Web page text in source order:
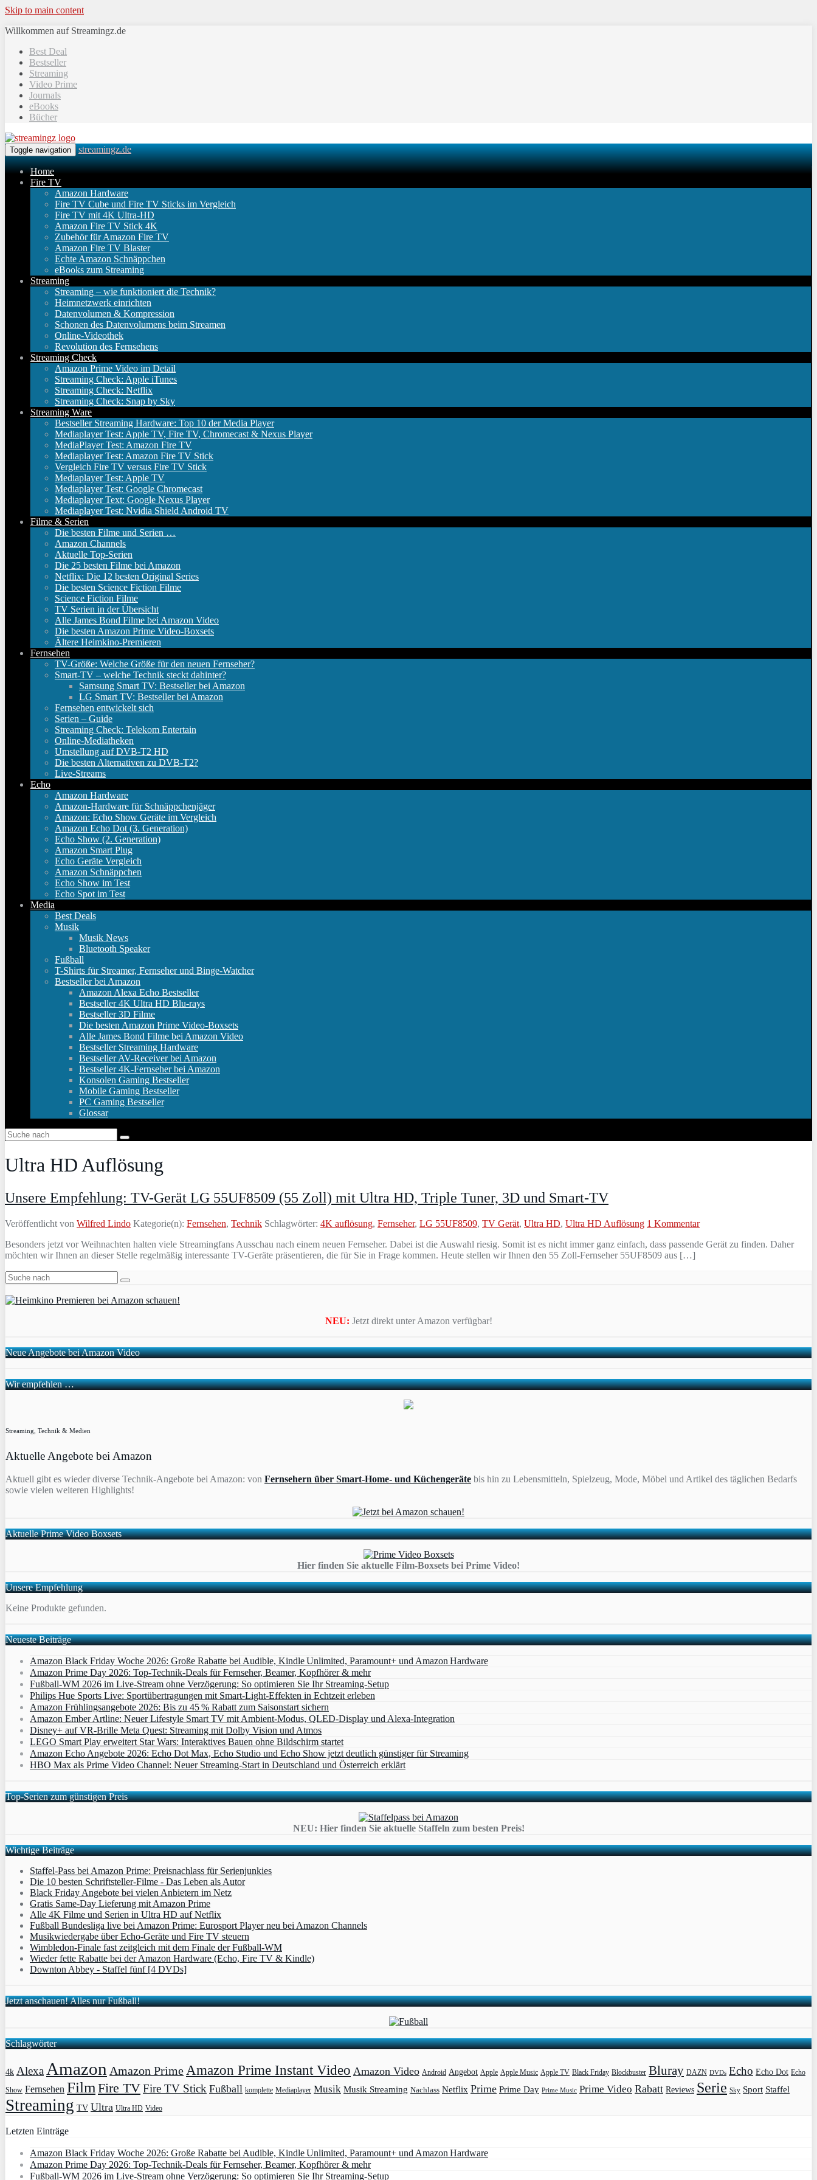
Skip to main content
Willkommen auf Streamingz.de
Best Deal
Bestseller
Streaming
Video Prime
Journals
eBooks
Bücher
Toggle navigation streamingz.de
Home
Fire TV
Amazon Hardware
Fire TV Cube und Fire TV Sticks im Vergleich
Fire TV mit 4K Ultra-HD
Amazon Fire TV Stick 4K
Zubehör für Amazon Fire TV
Amazon Fire TV Blaster
Echte Amazon Schnäppchen
eBooks zum Streaming
Streaming
Streaming – wie funktioniert die Technik?
Heimnetzwerk einrichten
Datenvolumen & Kompression
Schonen des Datenvolumens beim Streamen
Online-Videothek
Revolution des Fernsehens
Streaming Check
Amazon Prime Video im Detail
Streaming Check: Apple iTunes
Streaming Check: Netflix
Streaming Check: Snap by Sky
Streaming Ware
Bestseller Streaming Hardware: Top 10 der Media Player
Mediaplayer Test: Apple TV, Fire TV, Chromecast & Nexus Player
MediaPlayer Test: Amazon Fire TV
Mediaplayer Test: Amazon Fire TV Stick
Vergleich Fire TV versus Fire TV Stick
Mediaplayer Test: Apple TV
Mediaplayer Test: Google Chromecast
Mediaplayer Text: Google Nexus Player
Mediaplayer Test: Nvidia Shield Android TV
Filme & Serien
Die besten Filme und Serien …
Amazon Channels
Aktuelle Top-Serien
Die 25 besten Filme bei Amazon
Netflix: Die 12 besten Original Series
Die besten Science Fiction Filme
Science Fiction Filme
TV Serien in der Übersicht
Alle James Bond Filme bei Amazon Video
Die besten Amazon Prime Video-Boxsets
Ältere Heimkino-Premieren
Fernsehen
TV-Größe: Welche Größe für den neuen Fernseher?
Smart-TV – welche Technik steckt dahinter?
Samsung Smart TV: Bestseller bei Amazon
LG Smart TV: Bestseller bei Amazon
Fernsehen entwickelt sich
Serien – Guide
Streaming Check: Telekom Entertain
Online-Mediatheken
Umstellung auf DVB-T2 HD
Die besten Alternativen zu DVB-T2?
Live-Streams
Echo
Amazon Hardware
Amazon-Hardware für Schnäppchenjäger
Amazon: Echo Show Geräte im Vergleich
Amazon Echo Dot (3. Generation)
Echo Show (2. Generation)
Amazon Smart Plug
Echo Geräte Vergleich
Amazon Schnäppchen
Echo Show im Test
Echo Spot im Test
Media
Best Deals
Musik
Musik News
Bluetooth Speaker
Fußball
T-Shirts für Streamer, Fernseher und Binge-Watcher
Bestseller bei Amazon
Amazon Alexa Echo Bestseller
Bestseller 4K Ultra HD Blu-rays
Bestseller 3D Filme
Die besten Amazon Prime Video-Boxsets
Alle James Bond Filme bei Amazon Video
Bestseller Streaming Hardware
Bestseller AV-Receiver bei Amazon
Bestseller 4K-Fernseher bei Amazon
Konsolen Gaming Bestseller
Mobile Gaming Bestseller
PC Gaming Bestseller
Glossar
Ultra HD Auflösung
Unsere Empfehlung: TV-Gerät LG 55UF8509 (55 Zoll) mit Ultra HD, Triple Tuner, 3D und Smart-TV
Veröffentlicht von Wilfred Lindo Kategorie(n): Fernsehen, Technik Schlagwörter: 4K auflösung, Fernseher, LG 55UF8509, TV Gerät, Ultra HD, Ultra HD Auflösung 1 Kommentar
Besonders jetzt vor Weihnachten halten viele Streamingfans Ausschau nach einem neuen Fernseher. Dabei ist die Auswahl riesig. Somit ist es nicht immer ganz einfach, dass passende Gerät zu finden. Daher
möchten wir Ihnen an dieser Stelle regelmäßig interessante TV-Geräte präsentieren, die für Sie in Frage kommen. Heute stellen wir Ihnen den 55 Zoll-Fernseher 55UF8509 aus […]
NEU: Jetzt direkt unter Amazon verfügbar!
Neue Angebote bei Amazon Video
Wir empfehlen …
Streaming, Technik & Medien
Aktuelle Angebote bei Amazon
Aktuell gibt es wieder diverse Technik-Angebote bei Amazon: von Fernsehern über Smart-Home- und Küchengeräte bis hin zu Lebensmitteln, Spielzeug, Mode, Möbel und Artikel des täglichen Bedarfs
sowie vielen weiteren Highlights!
Aktuelle Prime Video Boxsets
Hier finden Sie aktuelle Film-Boxsets bei Prime Video!
Unsere Empfehlung
Keine Produkte gefunden.
Neueste Beiträge
Amazon Black Friday Woche 2026: Große Rabatte bei Audible, Kindle Unlimited, Paramount+ und Amazon Hardware
Amazon Prime Day 2026: Top-Technik-Deals für Fernseher, Beamer, Kopfhörer & mehr
Fußball-WM 2026 im Live-Stream ohne Verzögerung: So optimieren Sie Ihr Streaming-Setup
Philips Hue Sports Live: Sportübertragungen mit Smart‑Light‑Effekten in Echtzeit erleben
Amazon Frühlingsangebote 2026: Bis zu 45 % Rabatt zum Saisonstart sichern
Amazon Ember Artline: Neuer Lifestyle Smart TV mit Ambient‑Modus, QLED‑Display und Alexa‑Integration
Disney+ auf VR-Brille Meta Quest: Streaming mit Dolby Vision und Atmos
LEGO Smart Play erweitert Star Wars: Interaktives Bauen ohne Bildschirm startet
Amazon Echo Angebote 2026: Echo Dot Max, Echo Studio und Echo Show jetzt deutlich günstiger für Streaming
HBO Max als Prime Video Channel: Neuer Streaming‑Start in Deutschland und Österreich erklärt
Top-Serien zum günstigen Preis
NEU: Hier finden Sie aktuelle Staffeln zum besten Preis!
Wichtige Beiträge
Staffel-Pass bei Amazon Prime: Preisnachlass für Serienjunkies
Die 10 besten Schriftsteller-Filme - Das Leben als Autor
Black Friday Angebote bei vielen Anbietern im Netz
Gratis Same-Day Lieferung mit Amazon Prime
Alle 4K Filme und Serien in Ultra HD auf Netflix
Fußball Bundesliga live bei Amazon Prime: Eurosport Player neu bei Amazon Channels
Musikwiedergabe über Echo-Geräte und Fire TV steuern
Wimbledon-Finale fast zeitgleich mit dem Finale der Fußball-WM
Wieder fette Rabatte bei der Amazon Hardware (Echo, Fire TV & Kindle)
Downton Abbey - Staffel fünf [4 DVDs]
Jetzt anschauen! Alles nur Fußball!
Schlagwörter
4k AlexaAmazon Amazon PrimeAmazon Prime Instant Video Amazon Video Android Angebot Apple Apple Music Apple TV Black Friday Blockbuster Bluray DAZN DVDs Echo Echo Dot Echo
Show Fernsehen FilmFire TVFire TV Stick Fußball komplette Mediaplayer Musik Musik Streaming Nachlass Netflix Prime Prime Day Prime Music Prime Video Rabatt Reviews Serie Sky Sport Staffel
Streaming TV Ultra Ultra HD Video
Letzten Einträge
Amazon Black Friday Woche 2026: Große Rabatte bei Audible, Kindle Unlimited, Paramount+ und Amazon Hardware
Amazon Prime Day 2026: Top-Technik-Deals für Fernseher, Beamer, Kopfhörer & mehr
Fußball-WM 2026 im Live-Stream ohne Verzögerung: So optimieren Sie Ihr Streaming-Setup